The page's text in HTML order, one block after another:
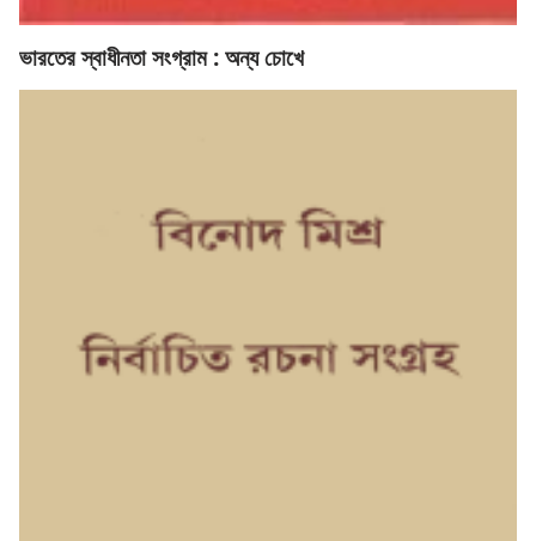
ভারতের স্বাধীনতা সংগ্রাম : অন্য চোখে